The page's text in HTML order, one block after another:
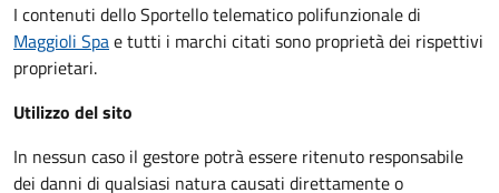
I contenuti dello Sportello telematico polifunzionaledi
Maggioli Spae tutti i marchi citati sono proprietà dei rispettivi
proprietari.
Utilizzo del sito
In nessun caso il gestore potrà essere ritenuto responsabile
dei danni di qualsiasi natura causati direttamente o